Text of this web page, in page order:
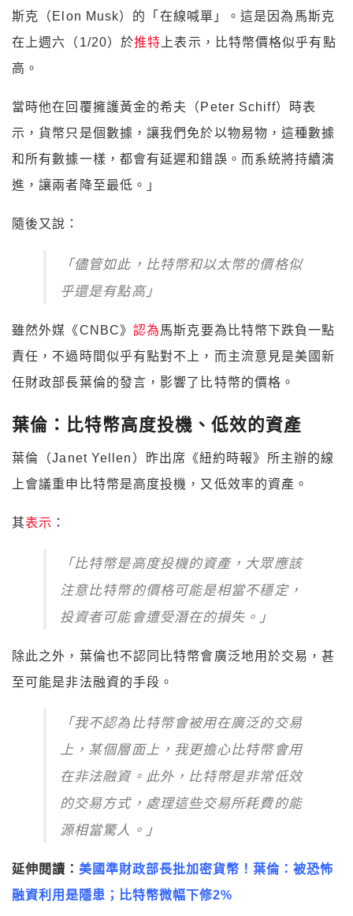
斯克（Elon Musk）的「在線喊單」。這是因為馬斯克
在上週六（1/20）於推特 上表示，比特幣價格似乎有點
高。
當時他在回覆擁護黃金的希夫（Peter Schiff）時表
示，貨幣只是個數據，讓我們免於以物易物，這種數據
和所有數據一樣，都會有延遲和錯誤。而系統將持續演
進，讓兩者降至最低。」
隨後又說：
「儘管如此，比特幣和以太幣的價格似
乎還是有點高」
雖然外媒《CNBC》 認為 馬斯克要為比特幣下跌負一點
責任，不過時間似乎有點對不上，而主流意見是美國新
任財政部長葉倫的發言，影響了比特幣的價格。
葉倫：比特幣高度投機、低效的資產
葉倫（Janet Yellen）昨出席《紐約時報》所主辦的線
上會議重申比特幣是高度投機，又低效率的資產。
其表示 ：
「比特幣是高度投機的資產，大眾應該
注意比特幣的價格可能是相當不穩定，
投資者可能會遭受潛在的損失。」
除此之外，葉倫也不認同比特幣會廣泛地用於交易，甚
至可能是非法融資的手段。
「我不認為比特幣會被用在廣泛的交易
上，某個層面上，我更擔心比特幣會用
在非法融資。此外，比特幣是非常低效
的交易方式，處理這些交易所耗費的能
源相當驚人。」
延伸閱讀： 美國準財政部長批加密貨幣！葉倫：被恐怖
融資利用是隱患；比特幣微幅下修2%